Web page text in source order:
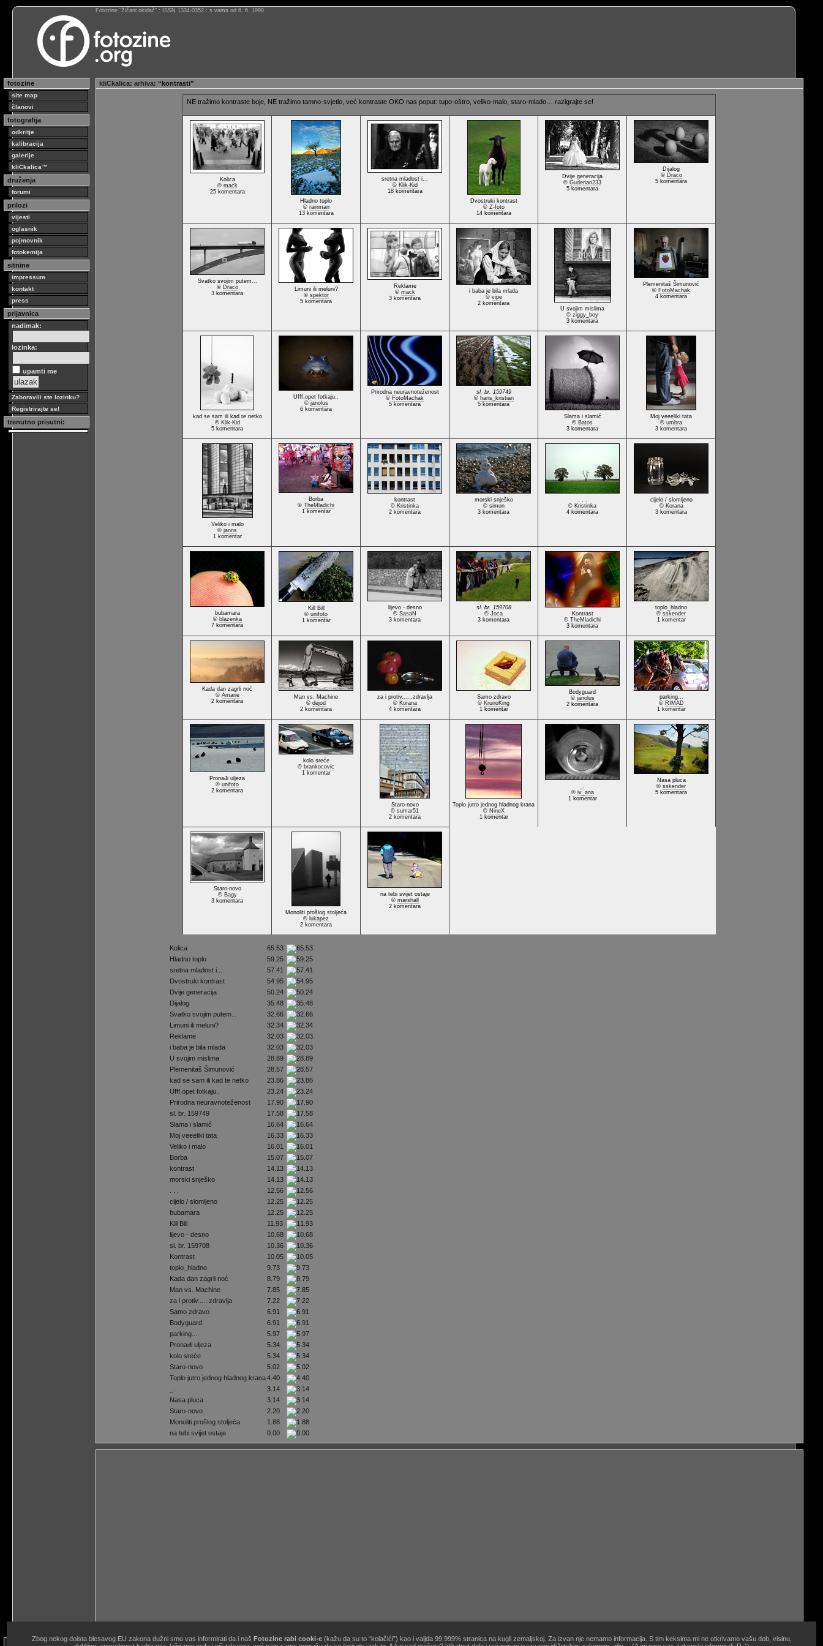
Fotozine “Žičani okidač” : ISSN 1334-0352 : s vama od 6. 6. 1998
fotozine
site map
članovi
fotografija
odkritje
kalibracija
galerije
kliCkalica™
druženja
forumi
prilozi
vijesti
oglasnik
pojmovnik
fotokemija
sitnine
impressum
kontakt
press
prijavnica
nadimak:
lozinka:
upamti me
Zaboravili ste lozinku?
Registrirajte se!
trenutno prisutni:
kliCkalica: arhiva: “kontrasti”
NE tražimo kontraste boje, NE tražimo tamno-svjetlo, već kontraste OKO nas poput: tupo-oštro, veliko-malo, staro-mlado… razigrajte se!
Kolica
© mack
25 komentara
Hladno toplo
© rainman
13 komentara
sretna mladost i...
© Klik-Kid
18 komentara
Dvostruki kontrast
© Z-foto
14 komentara
Dvije generacija
©Guderian233
5 komentara
Dijalog
© Draco
5 komentara
Svatko svojim putem...
© Draco
3 komentara
Limuni ili meluni?
© spektor
5 komentara
Reklame
© mack
3 komentara
i baba je bila mlada
© vipe
2 komentara
U svojim mislima
©ziggy_boy
3 komentara
Plemenitaš Šimunović
© FotoMachak
4 komentara
kad se sam ili kad te netko
© Klik-Kid
5 komentara
Ufff,opet fotkaju..
© janolus
6 komentara
Prirodna neuravnoteženost
© FotoMachak
5 komentara
sl. br. 159749
© hans_kristian
5 komentara
Slama i slamić
© Batos
3 komentara
Moj veeeliki tata
©umbra
3 komentara
Veliko i malo
©janns
1 komentar
Borba
©TheMladichi
1 komentar
kontrast
© Kristinka
2 komentara
morski snješko
© simon
3 komentara
. . .
© Kristinka
4 komentara
cijelo / slomljeno
© Korana
3 komentara
bubamara
© blazenka
7 komentara
Kill Bill
©unifoto
1 komentar
lijevo - desno
©SasaN
3 komentara
sl. br. 159708
©Joca
3 komentara
Kontrast
©TheMladichi
3 komentara
toplo_hladno
©sskender
1 komentar
Kada dan zagrli noć
© Amarie
2 komentara
Man vs. Machine
©dejod
2 komentara
za i protiv......zdravlja
© Korana
4 komentara
Samo zdravo
© KrunoKing
1 komentar
Bodyguard
© janolus
2 komentara
parking...
© RIMAD
1 komentar
Pronađi uljeza
©unifoto
2 komentara
kolo sreće
© brankocovic
1 komentar
Staro-novo
©sumar51
2 komentara
Toplo jutro jednog hladnog krana
© NineX
1 komentar
_.
© iv_ana
1 komentar
Nasa pluca
©sskender
5 komentara
Staro-novo
© Bagy
3 komentara
Monoliti prošlog stoljeća
© lukapez
2 komentara
na tebi svijet ostaje
© marshall
2 komentara
Kolica
65.53
Hladno toplo
59.25
sretna mladost i...
57.41
Dvostruki kontrast
54.95
Dvije generacija
50.24
Dijalog
35.48
Svatko svojim putem...
32.66
Limuni ili meluni?
32.34
Reklame
32.03
i baba je bila mlada
32.03
U svojim mislima
28.89
Plemenitaš Šimunović
28.57
kad se sam ili kad te netko
23.86
Ufff,opet fotkaju..
23.24
Prirodna neuravnoteženost
17.90
sl. br. 159749
17.58
Slama i slamić
16.64
Moj veeeliki tata
16.33
Veliko i malo
16.01
Borba
15.07
kontrast
14.13
morski snješko
14.13
12.56
cijelo / slomljeno
12.25
bubamara
12.25
Kill Bill
11.93
lijevo - desno
10.68
sl. br. 159708
10.36
Kontrast
10.05
toplo_hladno
9.73
Kada dan zagrli noć
8.79
Man vs. Machine
7.85
za i protiv......zdravlja
7.22
Samo zdravo
6.91
Bodyguard
6.91
parking...
5.97
Pronađi uljeza
5.34
kolo sreće
5.34
Staro-novo
5.02
Toplo jutro jednog hladnog krana4.40
3.14
Nasa pluca
3.14
Staro-novo
2.20
Monoliti prošlog stoljeća
1.88
na tebi svijet ostaje
0.00
site copyright © 1998.-2026. Janko Belaj / Fotozine "Žičani okidač" [site powered byZine V3 alpha 9.1 ] .:korisnički ugovor / terms of use:. …&obavezno štivo!
Zbog nekog doista blesavog EU zakona dužni smo vas informirati da i naš Fotozine rabi cooki-e(kažu da su to “kolačići”) kao i valjda 99.999% stranica na kugli zemaljskoj. Za izvan nje nemamo informacija. S tim keksima mi ne otkrivamo vašu dob, visinu,